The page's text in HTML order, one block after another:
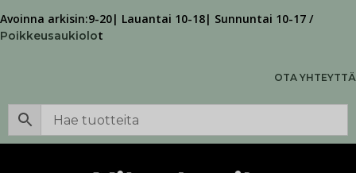
Avoinna arkisin:9-20| Lauantai 10-18| Sunnuntai 10-17 /
Poikkeusaukiolot
OTA YHTEYTTÄ